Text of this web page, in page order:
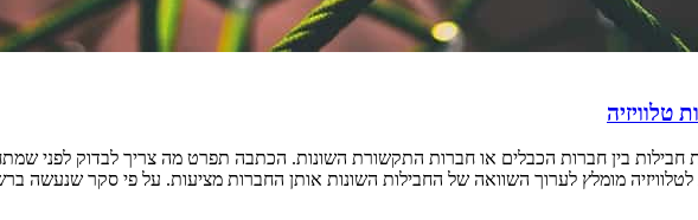
חבילות בין חברות הכבלים או חברות התקשורת השונות. הכתבה תפרט מה צריך לבדוק לפני
מומלץ לערוך השוואה של החבילות השונות אותן החברות מציעות. על פי סקר שנעשה